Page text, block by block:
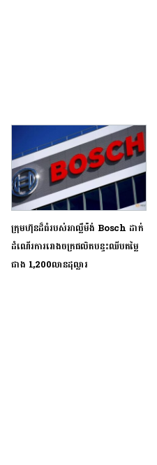
ក្រុមហ៊ុនដ៏ធំរបស់អាល្លឺម៉ង់ Bosch ដាក់
ដំណើរការរោងចក្រផលិតបន្ទះឈីបតម្លៃ
ជាង 1,200លានដុល្លារ